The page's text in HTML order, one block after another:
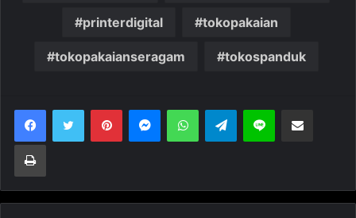
printerdigital tokopakaian
tokopakaianseragam tokospanduk
Telegram